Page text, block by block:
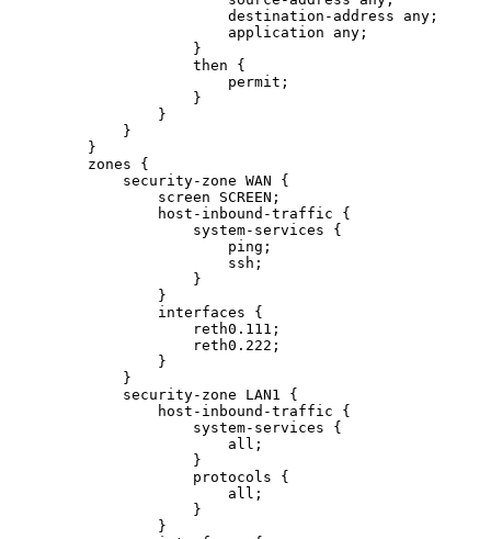
                    destination-address any;
                    application any;
                }
                then {
                    permit;
                }
            }
        }
    }
    zones {
        security-zone WAN {
            screen SCREEN;
            host-inbound-traffic {
                system-services {
                    ping;
                    ssh;
                }
            }
            interfaces {
                reth0.111;
                reth0.222;
            }
        }
        security-zone LAN1 {
            host-inbound-traffic {
                system-services {
                    all;
                }
                protocols {
                    all;
                }
            }